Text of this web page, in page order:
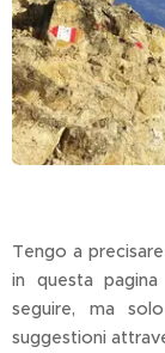
Tengo a
in questa
seguire, ma
suggestioni